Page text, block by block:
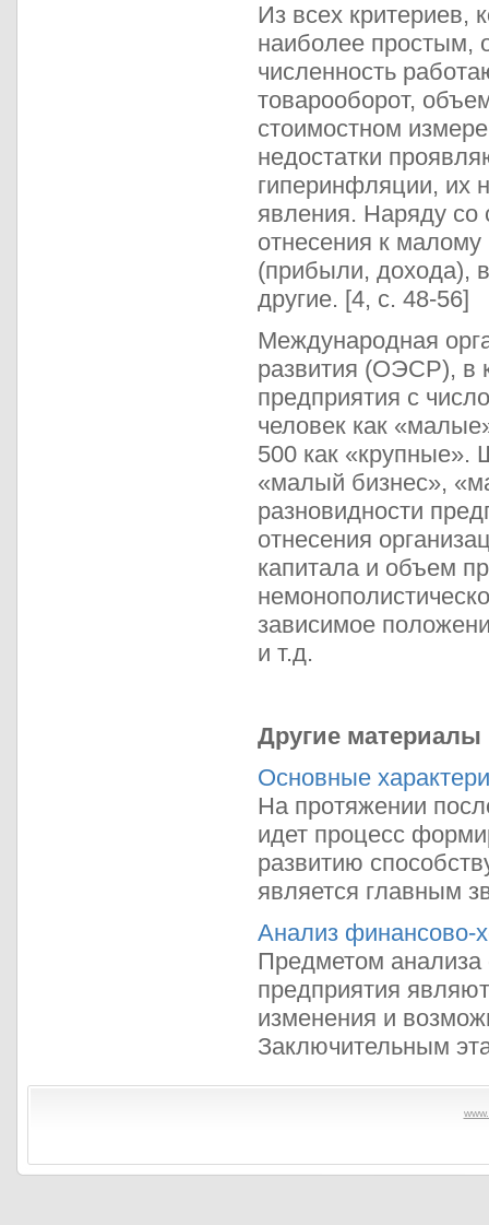
Из всех критериев,
наиболее простым,
численность
товарооборот,
стоимостном
недостатки
гиперинфляции, их
явления. Наряду со
отнесения к
(прибыли, дохода),
другие. [4, с. 48-56]
Международная
развития (ОЭСР), в
предприятия с
человек как
500 как
«малый бизнес»,
разновидности
отнесения
капитала и объем
зависимое
и т.д.
Другие материалы
Основные
На протяжении
идет процесс
развитию
является главным
Анализ финансово-
Предметом анализа
предприятия
изменения и
Заключительным